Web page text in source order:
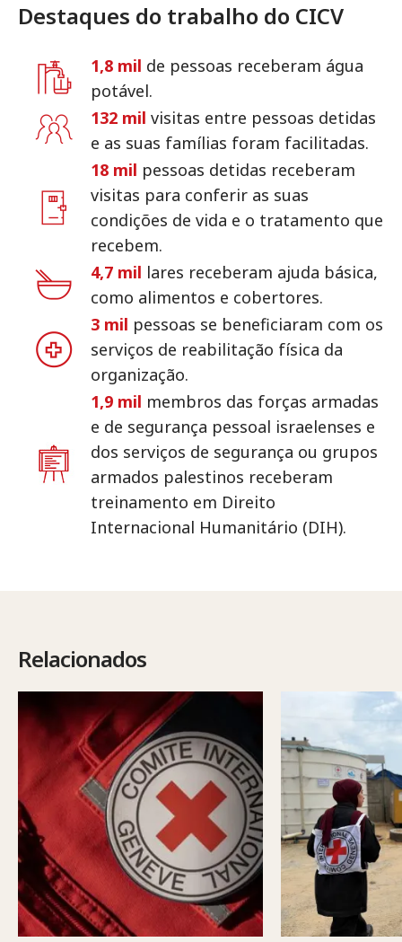
Destaques do trabalho do CICV
1,8 mil de pessoas receberam água
potável.
132 mil visitas entre pessoas detidas
e as suas famílias foram facilitadas.
18 mil pessoas detidas receberam
visitas para conferir as suas
condições de vida e o tratamento que
recebem.
4,7 mil lares receberam ajuda básica,
como alimentos e cobertores.
3 mil pessoas se beneficiaram com os
serviços de reabilitação física da
organização.
1,9 mil membros das forças armadas
e de segurança pessoal israelenses e
dos serviços de segurança ou grupos
armados palestinos receberam
treinamento em Direito
Internacional Humanitário (DIH).
Relacionados